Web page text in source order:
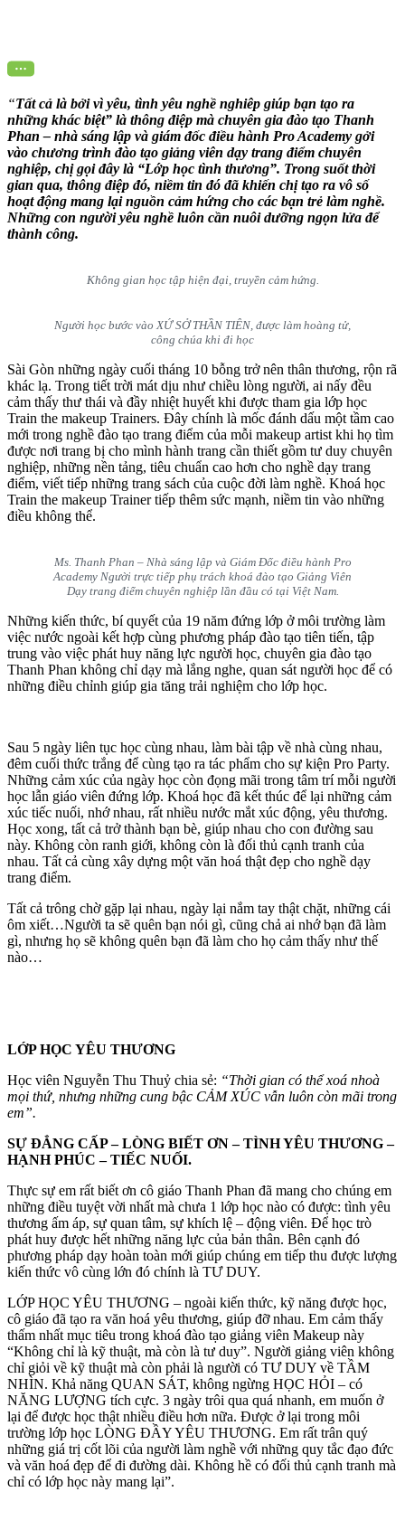
“Tất cả là bởi vì yêu, tình yêu nghề nghiêp giúp bạn tạo ra
những khác biệt” là thông điệp mà chuyên gia đào tạo Thanh
Phan – nhà sáng lập và giám đốc điều hành Pro Academy gởi
vào chương trình đào tạo giảng viên dạy trang điểm chuyên
nghiệp, chị gọi đây là “Lớp học tình thương”. Trong suốt thời
gian qua, thông điệp đó, niềm tin đó đã khiến chị tạo ra vô số
hoạt động mang lại nguồn cảm hứng cho các bạn trẻ làm nghề.
Những con người yêu nghề luôn cần nuôi dưỡng ngọn lửa để
thành công.
Không gian học tập hiện đại, truyền cảm hứng.
Người học bước vào XỨ SỞ THẦN TIÊN, được làm hoàng tử,
công chúa khi đi học
Sài Gòn những ngày cuối tháng 10 bỗng trở nên thân thương, rộn rã
khác lạ. Trong tiết trời mát dịu như chiều lòng người, ai nấy đều
cảm thấy thư thái và đầy nhiệt huyết khi được tham gia lớp học
Train the makeup Trainers. Đây chính là mốc đánh dấu một tầm cao
mới trong nghề đào tạo trang điểm của mỗi makeup artist khi họ tìm
được nơi trang bị cho mình hành trang cần thiết gồm tư duy chuyên
nghiệp, những nền tảng, tiêu chuẩn cao hơn cho nghề dạy trang
điểm, viết tiếp những trang sách của cuộc đời làm nghề. Khoá học
Train the makeup Trainer tiếp thêm sức mạnh, niềm tin vào những
điều không thể.
Ms. Thanh Phan – Nhà sáng lập và Giám Đốc điều hành Pro
Academy Người trực tiếp phụ trách khoá đào tạo Giảng Viên
Dạy trang điểm chuyên nghiệp lần đầu có tại Việt Nam.
Những kiến thức, bí quyết của 19 năm đứng lớp ở môi trường làm
việc nước ngoài kết hợp cùng phương pháp đào tạo tiên tiến, tập
trung vào việc phát huy năng lực người học, chuyên gia đào tạo
Thanh Phan không chỉ dạy mà lắng nghe, quan sát người học để có
những điều chỉnh giúp gia tăng trải nghiệm cho lớp học.
Sau 5 ngày liên tục học cùng nhau, làm bài tập về nhà cùng nhau,
đêm cuối thức trắng để cùng tạo ra tác phẩm cho sự kiện Pro Party.
Những cảm xúc của ngày học còn đọng mãi trong tâm trí mỗi người
học lẫn giáo viên đứng lớp. Khoá học đã kết thúc để lại những cảm
xúc tiếc nuối, nhớ nhau, rất nhiều nước mắt xúc động, yêu thương.
Học xong, tất cả trở thành bạn bè, giúp nhau cho con đường sau
này. Không còn ranh giới, không còn là đối thủ cạnh tranh của
nhau. Tất cả cùng xây dựng một văn hoá thật đẹp cho nghề dạy
trang điểm.
Tất cả trông chờ gặp lại nhau, ngày lại nắm tay thật chặt, những cái
ôm xiết…Người ta sẽ quên bạn nói gì, cũng chả ai nhớ bạn đã làm
gì, nhưng họ sẽ không quên bạn đã làm cho họ cảm thấy như thế
nào…
LỚP HỌC YÊU THƯƠNG
Học viên Nguyễn Thu Thuỷ chia sẻ: “Thời gian có thể xoá nhoà
mọi thứ, nhưng những cung bậc CẢM XÚC vẫn luôn còn mãi trong
em”.
SỰ ĐẲNG CẤP – LÒNG BIẾT ƠN – TÌNH YÊU THƯƠNG –
HẠNH PHÚC – TIẾC NUỐI.
Thực sự em rất biết ơn cô giáo Thanh Phan đã mang cho chúng em
những điều tuyệt vời nhất mà chưa 1 lớp học nào có được: tình yêu
thương ấm áp, sự quan tâm, sự khích lệ – động viên. Để học trò
phát huy được hết những năng lực của bản thân. Bên cạnh đó
phương pháp dạy hoàn toàn mới giúp chúng em tiếp thu được lượng
kiến thức vô cùng lớn đó chính là TƯ DUY.
LỚP HỌC YÊU THƯƠNG – ngoài kiến thức, kỹ năng được học,
cô giáo đã tạo ra văn hoá yêu thương, giúp đỡ nhau. Em cảm thấy
thấm nhất mục tiêu trong khoá đào tạo giảng viên Makeup này
“Không chỉ là kỹ thuật, mà còn là tư duy”. Người giảng viên không
chỉ giỏi về kỹ thuật mà còn phải là người có TƯ DUY về TẦM
NHÌN. Khả năng QUAN SÁT, không ngừng HỌC HỎI – có
NĂNG LƯỢNG tích cực. 3 ngày trôi qua quá nhanh, em muốn ở
lại để được học thật nhiều điều hơn nữa. Được ở lại trong môi
trường lớp học LÒNG ĐẦY YÊU THƯƠNG. Em rất trân quý
những giá trị cốt lõi của người làm nghề với những quy tắc đạo đức
và văn hoá đẹp để đi đường dài. Không hề có đối thủ cạnh tranh mà
chỉ có lớp học này mang lại”.